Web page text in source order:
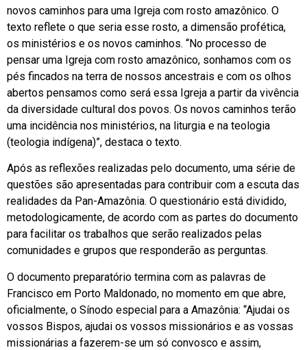
novos caminhos para uma Igreja com rosto amazônico. O
texto reflete o que seria esse rosto, a dimensão profética,
os ministérios e os novos caminhos. “No processo de
pensar uma Igreja com rosto amazônico, sonhamos com os
pés fincados na terra de nossos ancestrais e com os olhos
abertos pensamos como será essa Igreja a partir da vivência
da diversidade cultural dos povos. Os novos caminhos terão
uma incidência nos ministérios, na liturgia e na teologia
(teologia indígena)”, destaca o texto.
Após as reflexões realizadas pelo documento, uma série de
questões são apresentadas para contribuir com a escuta das
realidades da Pan-Amazônia. O questionário está dividido,
metodologicamente, de acordo com as partes do documento
para facilitar os trabalhos que serão realizados pelas
comunidades e grupos que responderão as perguntas.
O documento preparatório termina com as palavras de
Francisco em Porto Maldonado, no momento em que abre,
oficialmente, o Sínodo especial para a Amazônia: “Ajudai os
vossos Bispos, ajudai os vossos missionários e as vossas
missionárias a fazerem-se um só convosco e assim,